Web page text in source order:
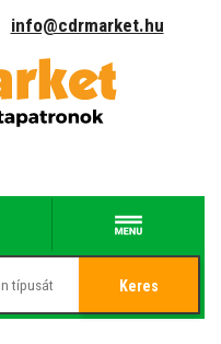
info@cdrmarket.hu
Keres